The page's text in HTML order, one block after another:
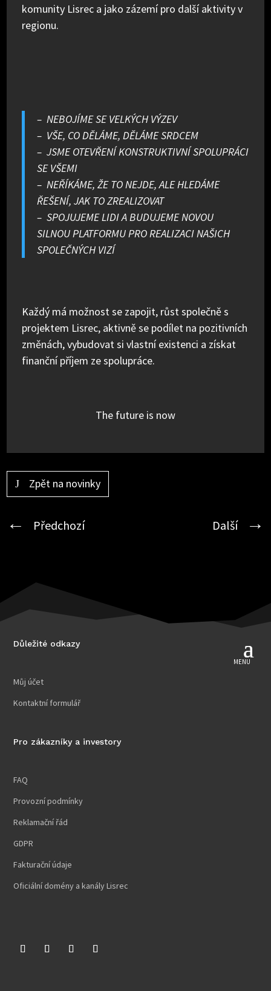
komunity Lisrec a jako zázemí pro další aktivity v
regionu.
– NEBOJÍME SE VELKÝCH VÝZEV
– VŠE, CO DĚLÁME, DĚLÁME SRDCEM
– JSME OTEVŘENÍ KONSTRUKTIVNÍ SPOLUPRÁCI
SE VŠEMI
– NEŘÍKÁME, ŽE TO NEJDE, ALE HLEDÁME
ŘEŠENÍ, JAK TO ZREALIZOVAT
– SPOJUJEME LIDI A BUDUJEME NOVOU
SILNOU PLATFORMU PRO REALIZACI NAŠICH
SPOLEČNÝCH VIZÍ
Každý má možnost se zapojit, růst společně s
projektem Lisrec, aktivně se podílet na pozitivních
změnách, vybudovat si vlastní existenci a získat
finanční příjem ze spolupráce.
The future is now
Zpět na novinky
Další
Předchozí
Důležité odkazy
Můj účet
Kontaktní formulář
Pro zákazníky a investory
FAQ
Provozní podmínky
Reklamační řád
GDPR
Fakturační údaje
Oficiální domény a kanály Lisrec